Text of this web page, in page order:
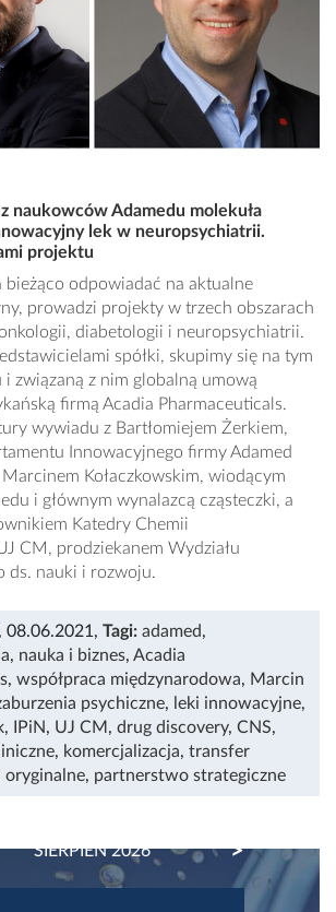
naukowców Adamedu molekuła
lek w neuropsychiatrii.
projektu
bieżąco odpowiadać na aktualne
prowadzi projekty w trzech obszarach
diabetologii i neuropsychiatrii.
spółki, skupimy się na tym
związaną z nim globalną umową
firmą Acadia Pharmaceuticals.
wywiadu z Bartłomiejem Żerkiem,
Innowacyjnego firmy Adamed
Kołaczkowskim, wiodącym
i głównym wynalazcą cząsteczki, a
Katedry Chemii
CM, prodziekanem Wydziału
ds. nauki i rozwoju.
, 08.06.2021 , Tagi: adamed,
, nauka i biznes, Acadia
, współpraca międzynarodowa, Marcin
psychiczne, leki innowacyjne,
, IPiN, UJ CM, drug discovery, CNS,
, komercjalizacja, transfer
oryginalne, partnerstwo strategiczne
SIERPIEŃ 2026 NEXT